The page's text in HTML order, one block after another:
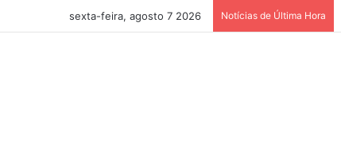
sexta-feira, agosto 7 2026 Notícias de Última Hora